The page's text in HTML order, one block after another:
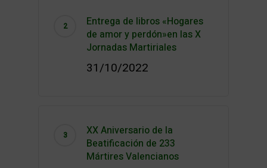
Entrega de libros «Hogares
de amor y perdón»en las X
Jornadas Martiriales
31/10/2022
XX Aniversario de la
Beatificación de 233
Mártires Valencianos